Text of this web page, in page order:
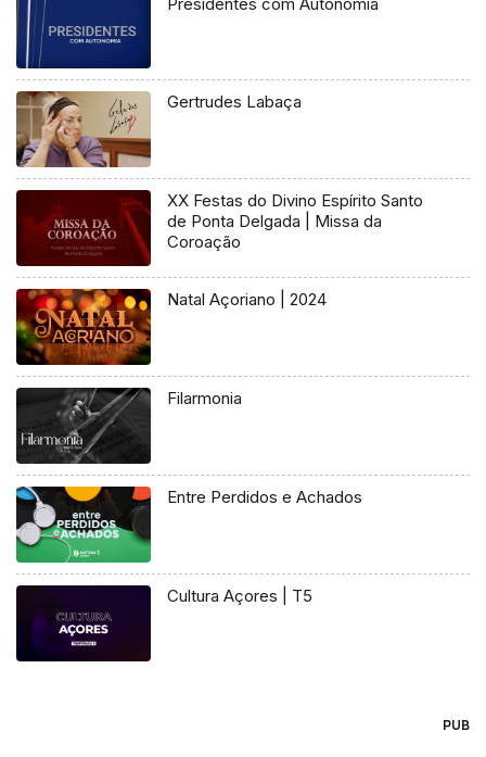
Gertrudes Labaça
XX Festas do Divino Espírito Santo
de Ponta Delgada | Missa da
Coroação
Natal Açoriano | 2024
Filarmonia
Entre Perdidos e Achados
Cultura Açores | T5
PUB